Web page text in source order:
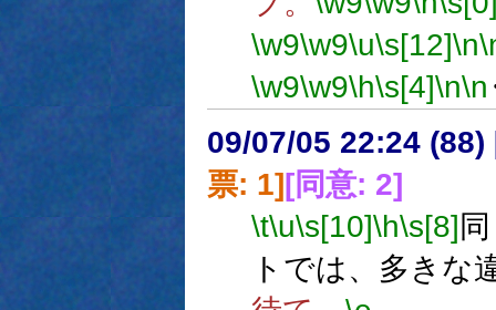
\w9\w9\u\s[12]\n
\w9\w9\h\s[4]\n\n
09/07/05 22:24 (88)
票: 1] [同意: 2]
\t\u\s[10]\h\s[8]
トでは、多きな